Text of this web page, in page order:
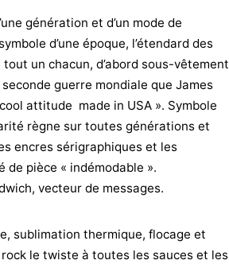
génération et d’un mode de
d’une époque, l’étendard des
un chacun, d’abord sous-vêtement
guerre mondiale que James
attitude made in USA ». Symbole
règne sur toutes générations et
encres sérigraphiques et les
pièce « indémodable ».
vecteur de messages.
sublimation thermique, flocage et
le twiste à toutes les sauces et les